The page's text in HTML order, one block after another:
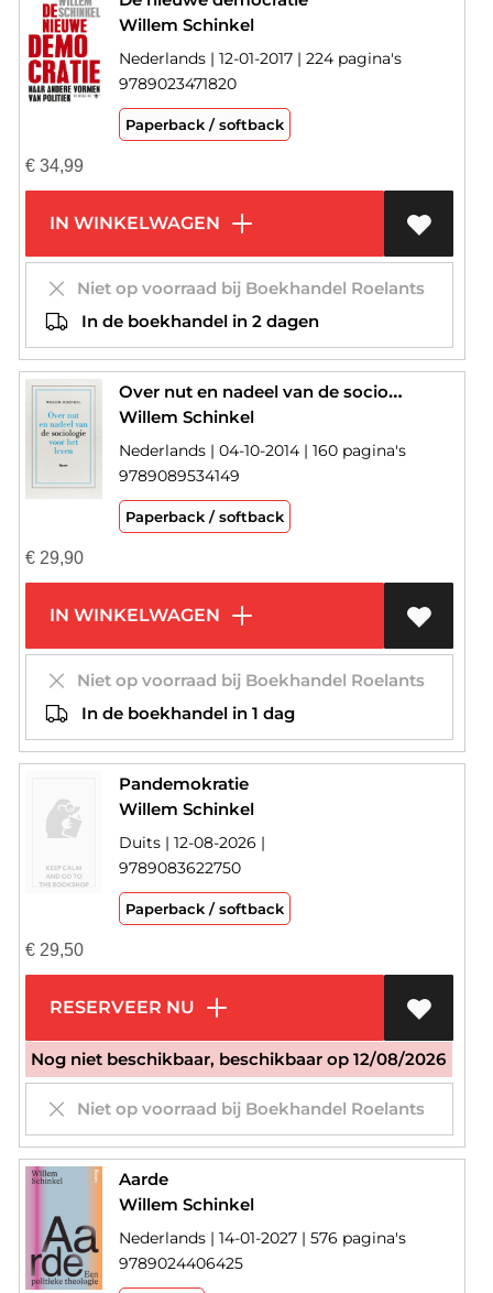
Willem Schinkel
Nederlands | 12-01-2017 | 224 pagina's
9789023471820
Paperback / softback
€34,99
IN WINKELWAGEN
Niet op voorraad bij Boekhandel Roelants
In de boekhandel in 2 dagen
Over nut en nadeel van de sociologie voor het leven
Willem Schinkel
Nederlands | 04-10-2014 | 160 pagina's
9789089534149
Paperback / softback
€29,90
IN WINKELWAGEN
Niet op voorraad bij Boekhandel Roelants
In de boekhandel in 1 dag
Pandemokratie
Willem Schinkel
Duits | 12-08-2026 |
9789083622750
Paperback / softback
€29,50
RESERVEER NU
Nog niet beschikbaar, beschikbaar op 12/08/2026
Niet op voorraad bij Boekhandel Roelants
Aarde
Willem Schinkel
Nederlands | 14-01-2027 | 576 pagina's
9789024406425